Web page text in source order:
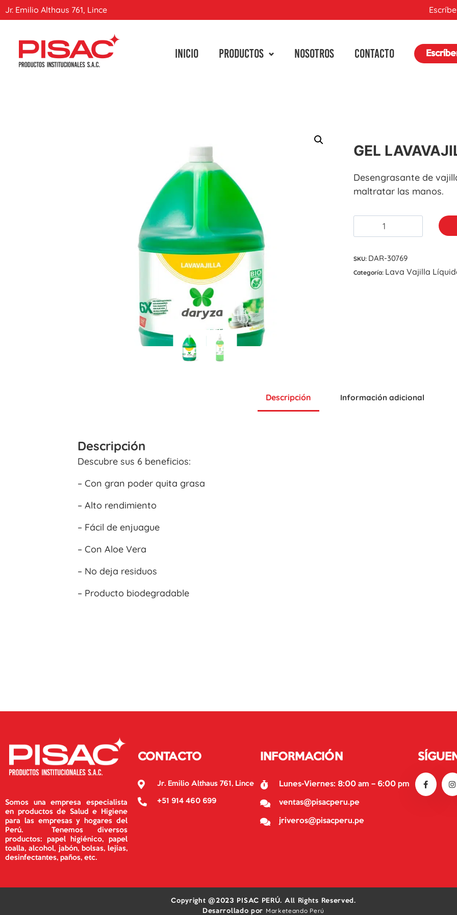
Jr. Emilio Althaus 761, Lince
INICIO PRODUCTOS NOSOTROS CONTACTO
GEL
Desengrasante de
maltratar las manos.
SKU: DAR-30769
Categoría: Lava Vajilla
Descripción Información adicional
Descripción
Descubre sus 6 beneficios:
– Con gran poder quita grasa
– Alto rendimiento
– Fácil de enjuague
– Con Aloe Vera
– No deja residuos
– Producto biodegradable
Somos una empresa especialista
en productos de Salud e Higiene
para las empresas y hogares del
Perú. Tenemos diversos
productos: papel higiénico, papel
toalla, alcohol, jabón, bolsas, lejías,
desinfectantes, paños, etc.
CONTACTO
Jr. Emilio Althaus 761, Lince
+51 914 460 699
INFORMACIÓN
Lunes-Viernes: 8:00 am – 6:00 pm
ventas@pisacperu.pe
jriveros@pisacperu.pe
Copyright @2023 PISAC PERÚ. All Rights Reserved.
Desarrollado por Marketeando Perú